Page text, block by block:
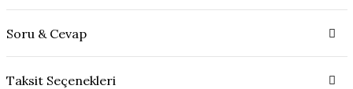
Soru & Cevap
Taksit Seçenekleri